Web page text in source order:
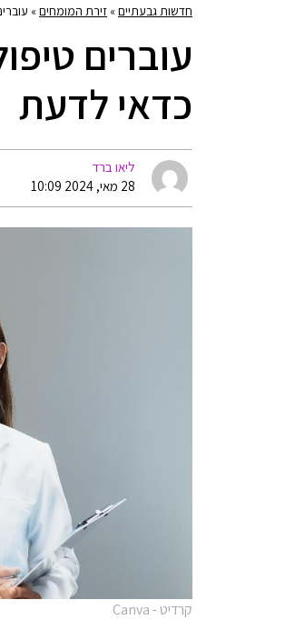
חדשות גבעתיים» זירת המומחים»
עוברים
כדאי לדעת
ליאו ברד
28 מאי, 2024 10:09
קרדיט - Canva